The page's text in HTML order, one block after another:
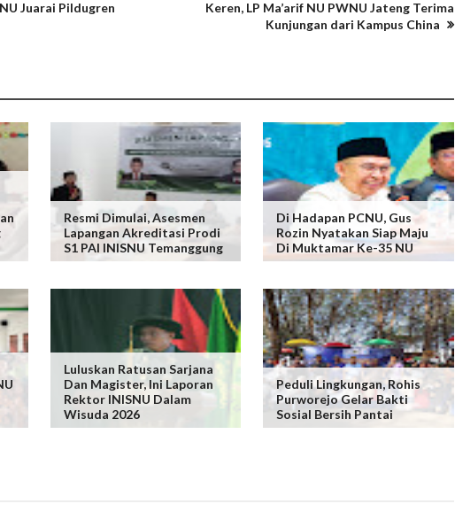
Juarai Pildugren
Keren, LP Ma’arif NU PWNU Jateng Terima
Kunjungan dari Kampus China
Resmi Dimulai, Asesmen
Lapangan Akreditasi Prodi
S1 PAI INISNU Temanggung
Di Hadapan PCNU, Gus
Rozin Nyatakan Siap Maju
Di Muktamar Ke-35 NU
Luluskan Ratusan Sarjana
Dan Magister, Ini Laporan
Rektor INISNU Dalam
Wisuda 2026
Peduli Lingkungan, Rohis
Purworejo Gelar Bakti
Sosial Bersih Pantai